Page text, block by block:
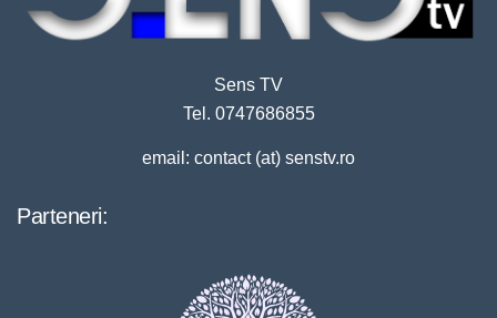
Sens TV
Tel. 0747686855
email: contact (at) senstv.ro
Parteneri: